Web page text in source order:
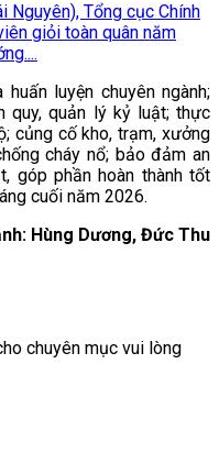
Nguyên), Tổng cục Chính
giỏi toàn quân năm
luyện chuyên ngành;
quy, quản lý kỷ luật; thực
củng cố kho, trạm, xưởng
cháy nổ; bảo đảm an
góp phần hoàn thành tốt
cuối năm 2026.
Hùng Dương, Đức Thu
chuyên mục vui lòng